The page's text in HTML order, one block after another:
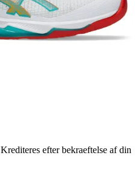
Krediteres efter bekraeftelse af din